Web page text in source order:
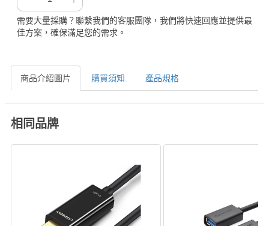
需要大量採購？聯繫我們的客服團隊，我們將快速回應並提供最
佳方案，確保滿足您的需求。
商品介紹圖片 購買須知 產品規格
相同品牌